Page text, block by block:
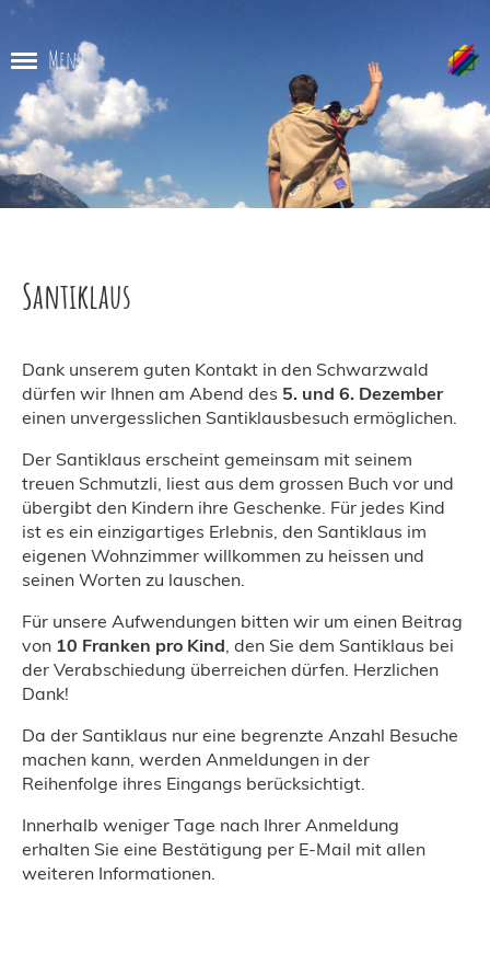
Menü
Santiklaus
Dank unserem guten Kontakt in den Schwarzwald
dürfen wir Ihnen am Abend des 5. und 6. Dezember
einen unvergesslichen Santiklausbesuch ermöglichen.
Der Santiklaus erscheint gemeinsam mit seinem
treuen Schmutzli, liest aus dem grossen Buch vor und
übergibt den Kindern ihre Geschenke. Für jedes Kind
ist es ein einzigartiges Erlebnis, den Santiklaus im
eigenen Wohnzimmer willkommen zu heissen und
seinen Worten zu lauschen.
Für unsere Aufwendungen bitten wir um einen Beitrag
von 10 Franken pro Kind, den Sie dem Santiklaus bei
der Verabschiedung überreichen dürfen. Herzlichen
Dank!
Da der Santiklaus nur eine begrenzte Anzahl Besuche
machen kann, werden Anmeldungen in der
Reihenfolge ihres Eingangs berücksichtigt.
Innerhalb weniger Tage nach Ihrer Anmeldung
erhalten Sie eine Bestätigung per E-Mail mit allen
weiteren Informationen.